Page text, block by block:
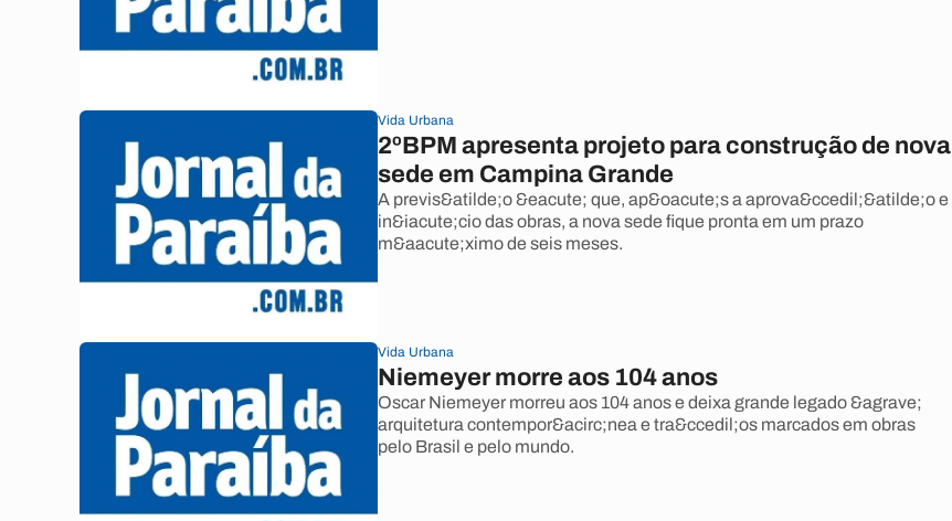
Vida Urbana
2ºBPM apresenta projeto para construção de nova
sede em Campina Grande
A previs&atilde;o &eacute; que, ap&oacute;s a aprova&ccedil;&atilde;o e
in&iacute;cio das obras, a nova sede fique pronta em um prazo
m&aacute;ximo de seis meses.
Vida Urbana
Niemeyer morre aos 104 anos
Oscar Niemeyer morreu aos 104 anos e deixa grande legado &agrave;
arquitetura contempor&acirc;nea e tra&ccedil;os marcados em obras
pelo Brasil e pelo mundo.